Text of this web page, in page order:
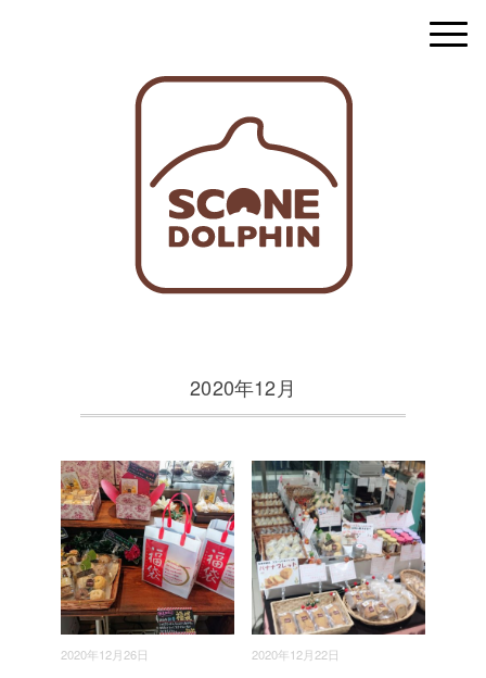
2020年12月
2020年12月26日 2020年12月22日